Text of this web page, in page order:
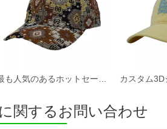
関するお問い合わせ